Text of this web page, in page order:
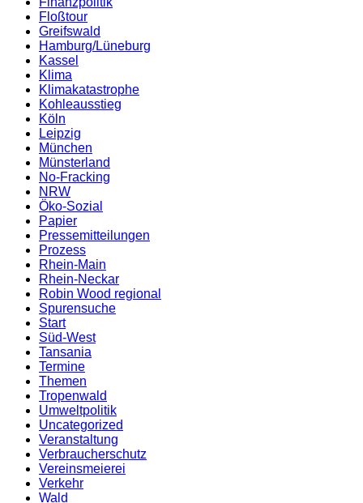
Floßtour
Greifswald
Hamburg/Lüneburg
Kassel
Klima
Klimakatastrophe
Kohleausstieg
Köln
Leipzig
München
Münsterland
No-Fracking
NRW
Öko-Sozial
Papier
Pressemitteilungen
Prozess
Rhein-Main
Rhein-Neckar
Robin Wood regional
Spurensuche
Start
Süd-West
Tansania
Termine
Themen
Tropenwald
Umweltpolitik
Uncategorized
Veranstaltung
Verbraucherschutz
Vereinsmeierei
Verkehr
Wald